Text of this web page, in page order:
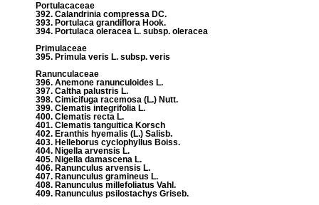
Portulacaceae
392. Calandrinia compressa DC.
393. Portulaca grandiflora Hook.
394. Portulaca oleracea L. subsp. oleracea
Primulaceae
395. Primula veris L. subsp. veris
Ranunculaceae
396. Anemone ranunculoides L.
397. Caltha palustris L.
398. Cimicifuga racemosa (L.) Nutt.
399. Clematis integrifolia L.
400. Clematis recta L.
401. Clematis tanguitica Korsch
402. Eranthis hyemalis (L.) Salisb.
403. Helleborus cyclophyllus Boiss.
404. Nigella arvensis L.
405. Nigella damascena L.
406. Ranunculus arvensis L.
407. Ranunculus gramineus L.
408. Ranunculus millefoliatus Vahl.
409. Ranunculus psilostachys Griseb.